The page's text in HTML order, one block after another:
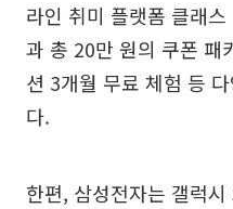
라인 취미 플랫폼 클래
과 총 20만 원의 쿠폰
션 3개월 무료 체험 등
다.
한편, 삼성전자는 갤럭